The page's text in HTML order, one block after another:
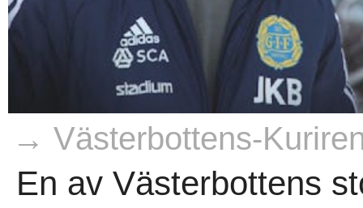
→ Västerbottens-
En av Västerbottens